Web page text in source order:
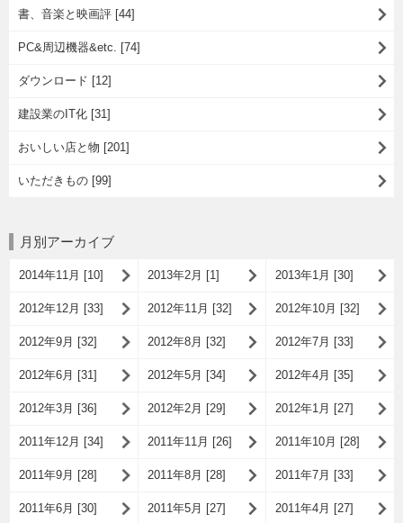
書、音楽と映画評 [44]
PC&周辺機器&etc. [74]
ダウンロード [12]
建設業のIT化 [31]
おいしい店と物 [201]
いただきもの [99]
月別アーカイブ
2014年11月 [10] 2013年2月 [1] 2013年1月 [30]
2012年12月 [33] 2012年11月 [32] 2012年10月 [32]
2012年9月 [32] 2012年8月 [32] 2012年7月 [33]
2012年6月 [31] 2012年5月 [34] 2012年4月 [35]
2012年3月 [36] 2012年2月 [29] 2012年1月 [27]
2011年12月 [34] 2011年11月 [26] 2011年10月 [28]
2011年9月 [28] 2011年8月 [28] 2011年7月 [33]
2011年6月 [30] 2011年5月 [27] 2011年4月 [27]